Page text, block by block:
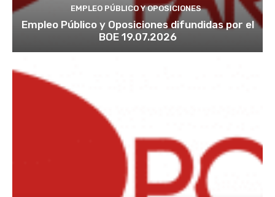
EMPLEO PÚBLICO Y OPOSICIONES
Empleo Público y Oposiciones difundidas por el
BOE 19.07.2026